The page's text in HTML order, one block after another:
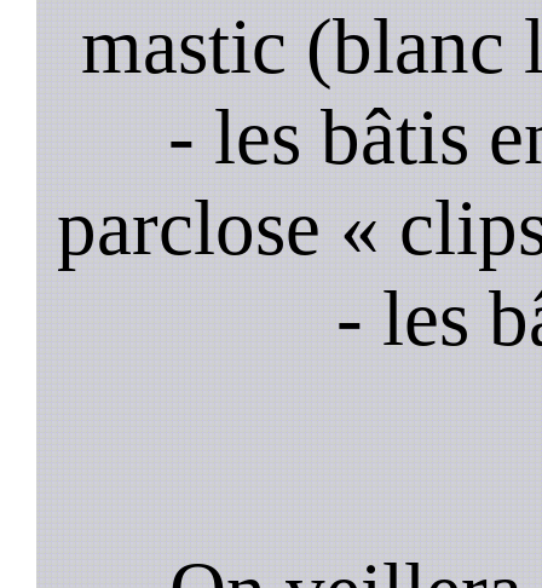
mastic (blanc
- les bâtis
parclose «
- les